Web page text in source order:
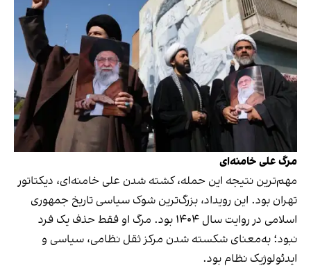
مرگ علی خامنه‌ای
مهم‌ترین نتیجه این حمله، کشته شدن علی خامنه‌ای، دیکتاتور
تهران بود. این رویداد، بزرگ‌ترین شوک سیاسی تاریخ جمهوری
اسلامی در روایت سال ۱۴۰۴ بود. مرگ او فقط حذف یک فرد
نبود؛ به‌معنای شکسته شدن مرکز ثقل نظامی، سیاسی و
ایدئولوژیک نظام بود.